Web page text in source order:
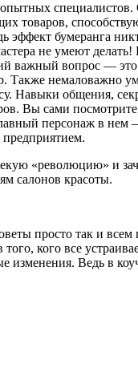
специалистов.
товаров,
эффект буме­ранга
не умеют делать!
важный вопрос — это
немаловажно
Навыки общения,
Вы сами
персонаж в
предприятием.
«революцию» и
салонов красоты.
просто так и
кого все
измене­ния. Ведь в